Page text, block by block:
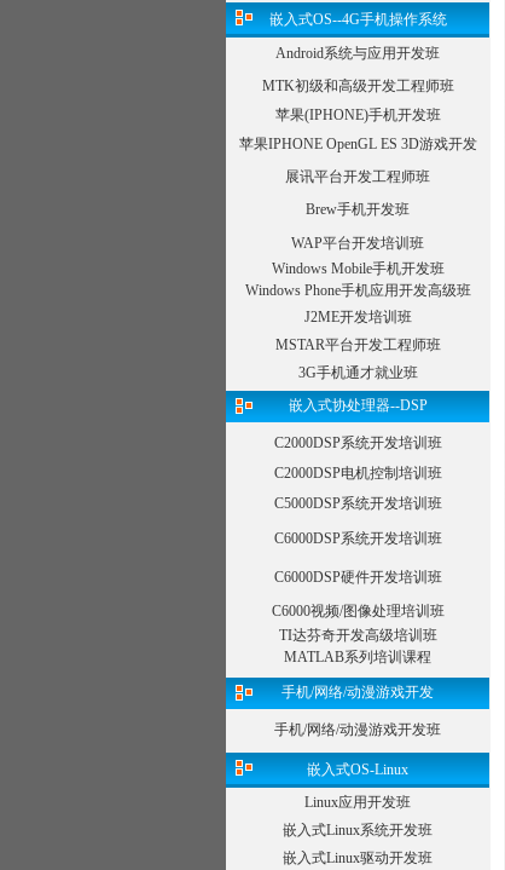
嵌入式OS--4G手机操作系统
Android系统与应用开发班
MTK初级和高级开发工程师班
苹果(IPHONE)手机开发班
苹果IPHONE OpenGL ES 3D游戏开发
展讯平台开发工程师班
Brew手机开发班
WAP平台开发培训班
Windows Mobile手机开发班
Windows Phone手机应用开发高级班
J2ME开发培训班
MSTAR平台开发工程师班
3G手机通才就业班
嵌入式协处理器--DSP
C2000DSP系统开发培训班
C2000DSP电机控制培训班
C5000DSP系统开发培训班
C6000DSP系统开发培训班
C6000DSP硬件开发培训班
C6000视频/图像处理培训班
TI达芬奇开发高级培训班
MATLAB系列培训课程
手机/网络/动漫游戏开发
手机/网络/动漫游戏开发班
嵌入式OS-Linux
Linux应用开发班
嵌入式Linux系统开发班
嵌入式Linux驱动开发班